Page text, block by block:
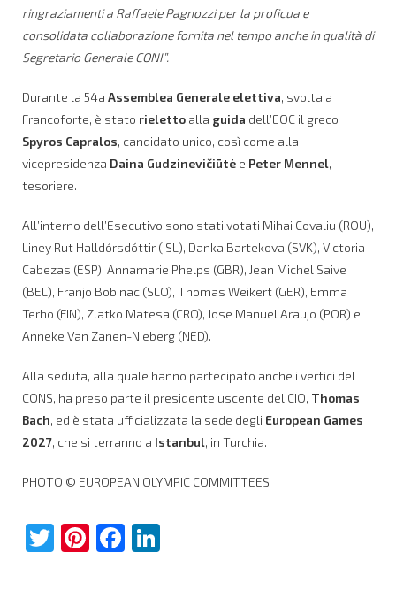
ringraziamenti a Raffaele Pagnozzi per la proficua e
consolidata collaborazione fornita nel tempo anche in qualità di
Segretario Generale CONI”.
Durante la 54a Assemblea Generale elettiva, svolta a
Francoforte, è stato rieletto alla guida dell’EOC il greco
Spyros Capralos, candidato unico, così come alla
vicepresidenza Daina Gudzinevičiūtė e Peter Mennel,
tesoriere.
All’interno dell’Esecutivo sono stati votati Mihai Covaliu (ROU),
Liney Rut Halldórsdóttir (ISL), Danka Bartekova (SVK), Victoria
Cabezas (ESP), Annamarie Phelps (GBR), Jean Michel Saive
(BEL), Franjo Bobinac (SLO), Thomas Weikert (GER), Emma
Terho (FIN), Zlatko Matesa (CRO), Jose Manuel Araujo (POR) e
Anneke Van Zanen-Nieberg (NED).
Alla seduta, alla quale hanno partecipato anche i vertici del
CONS, ha preso parte il presidente uscente del CIO, Thomas
Bach, ed è stata ufficializzata la sede degli European Games
2027, che si terranno a Istanbul, in Turchia.
PHOTO © EUROPEAN OLYMPIC COMMITTEES
Twitter
Pinterest
Facebook